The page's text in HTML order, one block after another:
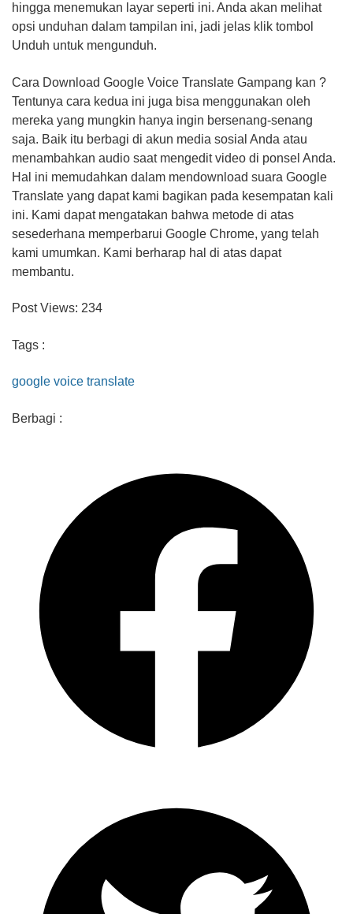
hingga menemukan layar seperti ini. Anda akan melihat
opsi unduhan dalam tampilan ini, jadi jelas klik tombol
Unduh untuk mengunduh.
Cara Download Google Voice Translate Gampang kan ?
Tentunya cara kedua ini juga bisa menggunakan oleh
mereka yang mungkin hanya ingin bersenang-senang
saja. Baik itu berbagi di akun media sosial Anda atau
menambahkan audio saat mengedit video di ponsel Anda.
Hal ini memudahkan dalam mendownload suara Google
Translate yang dapat kami bagikan pada kesempatan kali
ini. Kami dapat mengatakan bahwa metode di atas
sesederhana memperbarui Google Chrome, yang telah
kami umumkan. Kami berharap hal di atas dapat
membantu.
Post Views: 234
Tags :
google voice translate
Berbagi :